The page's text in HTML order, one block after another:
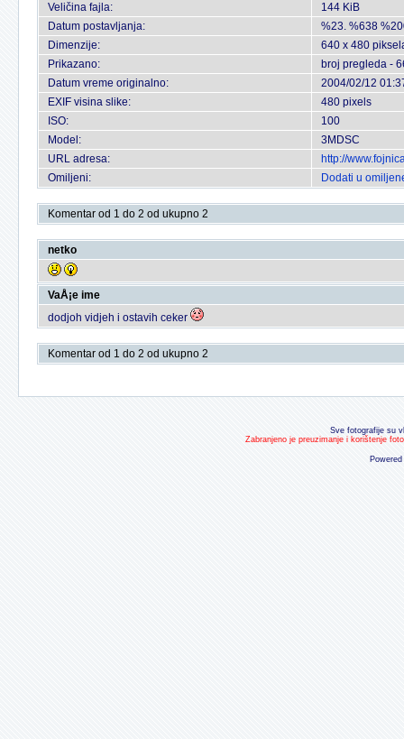
Veličina fajla:
144 KiB
Datum postavljanja:
%23. %638
Dimenzije:
640 x 480
Prikazano:
broj pregleda -
Datum vreme originalno:
2004/02/12
EXIF visina slike:
480 pixels
ISO:
100
Model:
3MDSC
URL adresa:
http://
Omiljeni:
Dodati u
Komentar od 1 do 2 od ukupno 2
netko
VaÅ¡e ime
dodjoh vidjeh i ostavih ceker
Komentar od 1 do 2 od ukupno 2
Sve fotografije su
Zabranjeno je preuzimanje i korištenje